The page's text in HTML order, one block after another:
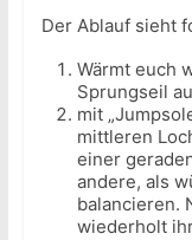
Der Ablauf sieht
Wärmt euch
Sprungseil
mit
mittleren
einer
andere, als
balancieren.
wiederholt